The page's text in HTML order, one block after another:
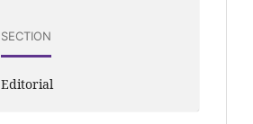
SECTION
Editorial